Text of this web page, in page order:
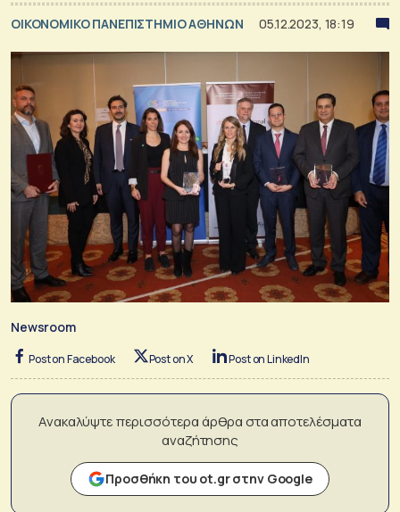
ΟΙΚΟΝΟΜΙΚΟ ΠΑΝΕΠΙΣΤΗΜΙΟ ΑΘΗΝΩΝ 05.12.2023, 18:19
Newsroom
Post on Facebook Post on X Post on LinkedIn
Ανακαλύψτε περισσότερα άρθρα στα αποτελέσματα
αναζήτησης
Προσθήκη του ot.gr στην Google